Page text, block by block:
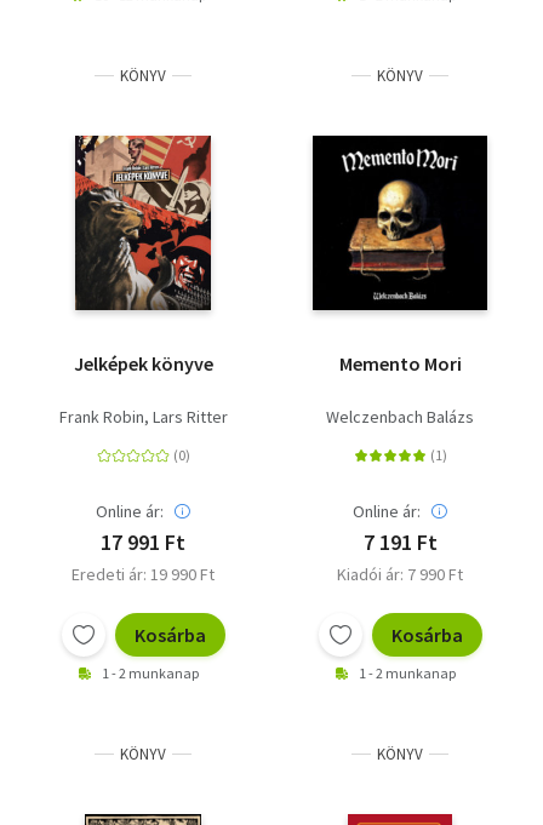
KÖNYV
Jelképek könyve
Frank Robin Lars Ritter
Online ár:
17 991 Ft
Eredeti ár: 19 990 Ft
Kosárba
1 - 2 munkanap
KÖNYV
Memento Mori
Welczenbach Balázs
Online ár:
7 191 Ft
Kiadói ár: 7 990 Ft
Kosárba
1 - 2 munkanap
KÖNYV KÖNYV